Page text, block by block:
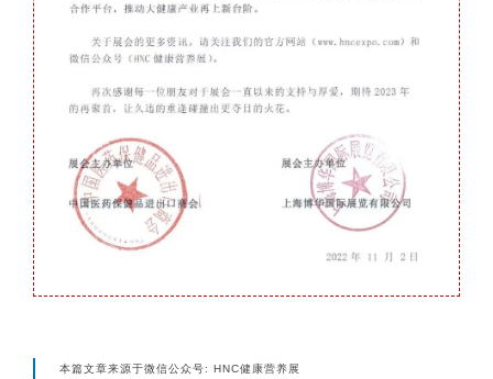
本篇文章来源于微信公众号: HNC健康营养展